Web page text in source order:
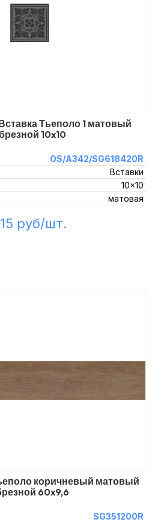
Тьеполо 1 матовый
10x10
OS/A342/SG618420R
Вставки
10x10
матовая
руб/шт.
коричневый матовый
60x9,6
SG351200R